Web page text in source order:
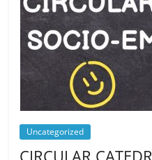
Uncategorized
CIRCULAR